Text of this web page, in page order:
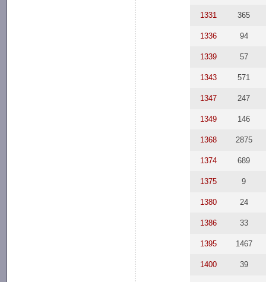
1331 365
1336 94
1339 57
1343 571
1347 247
1349 146
1368 2875
1374 689
1375 9
1380 24
1386 33
1395 1467
1400 39